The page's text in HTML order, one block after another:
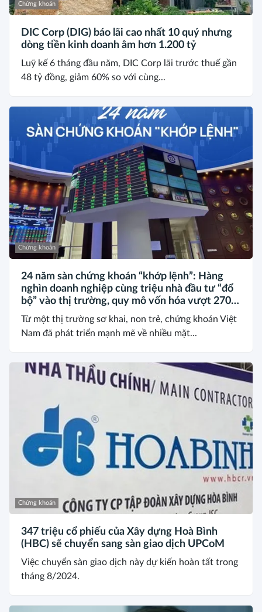
Chứng khoán
DIC Corp (DIG) báo lãi cao nhất 10 quý nhưng
dòng tiền kinh doanh âm hơn 1.200 tỷ
Luỹ kế 6 tháng đầu năm, DIC Corp lãi trước thuế gần
48 tỷ đồng, giảm 60% so với cùng...
Chứng khoán
24 năm sàn chứng khoán “khớp lệnh”: Hàng
nghìn doanh nghiệp cùng triệu nhà đầu tư “đổ
bộ” vào thị trường, quy mô vốn hóa vượt 270
tỷ USD
Từ một thị trường sơ khai, non trẻ, chứng khoán Việt
Nam đã phát triển mạnh mẽ về nhiều mặt...
Chứng khoán
347 triệu cổ phiếu của Xây dựng Hoà Bình
(HBC) sẽ chuyển sang sàn giao dịch UPCoM
Việc chuyển sàn giao dịch này dự kiến hoàn tất trong
tháng 8/2024.